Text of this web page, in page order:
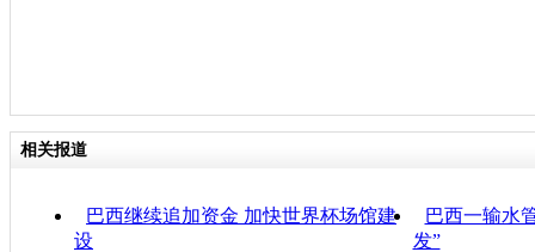
相关报道
巴西继续追加资金 加快世界杯场馆建
设
巴西一输水
发”